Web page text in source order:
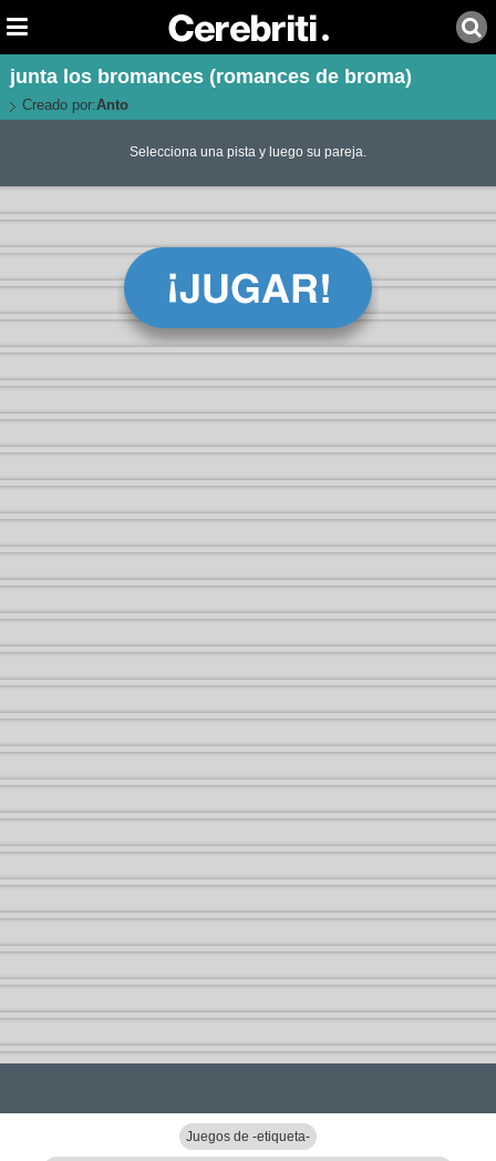
junta los bromances (romances de broma)
Creado por:Anto
Selecciona una pista y luego su pareja.
Juegos de -etiqueta-